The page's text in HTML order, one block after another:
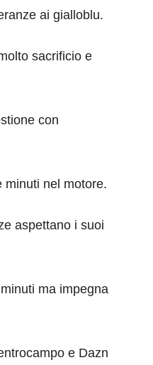
ai gialloblu.
sacrificio e
con
minuti nel motore.
aspettano i suoi
ma impegna
e Dazn